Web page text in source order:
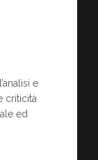
e
criticità
ed